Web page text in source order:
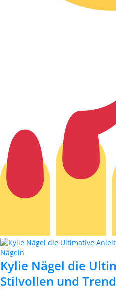
Kylie Nägel die
Stilvollen und